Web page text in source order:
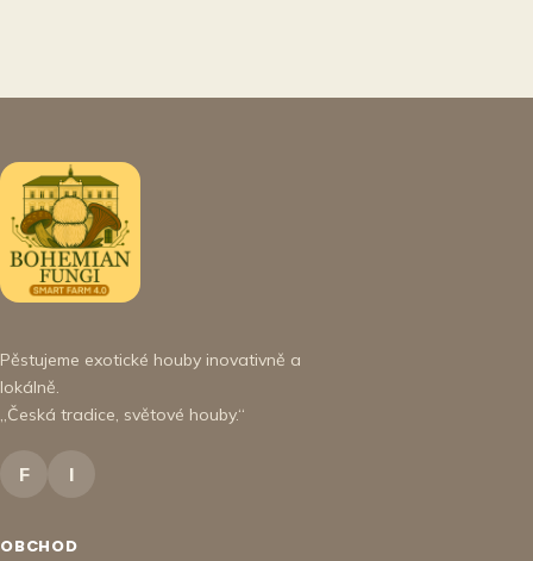
Pěstujeme exotické houby inovativně a
lokálně.
„Česká tradice, světové houby.“
F I
OBCHOD